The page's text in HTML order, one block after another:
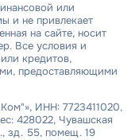
или
и не привлекает
на сайте, носит
Все условия и
кредитов,
предоставляющими
ИНН: 7723411020,
428022, Чувашская
зд. 55, помещ. 19